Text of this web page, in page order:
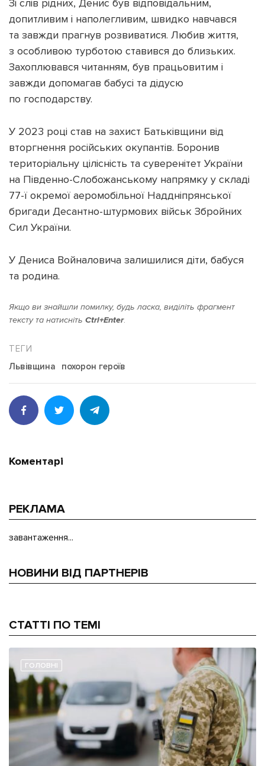
Зі слів рідних, Денис був відповідальним,
допитливим і наполегливим, швидко навчався
та завжди прагнув розвиватися. Любив життя,
з особливою турботою ставився до близьких.
Захоплювався читанням, був працьовитим і
завжди допомагав бабусі та дідусю
по господарству.
У 2023 році став на захист Батьківщини від
вторгнення російських окупантів. Боронив
територіальну цілісність та суверенітет України
на Південно-Слобожанському напрямку у складі
77-ї окремої аеромобільної Наддніпрянської
бригади Десантно-штурмових військ Збройних
Сил України.
У Дениса Войналовича залишилися діти, бабуся
та родина.
Якщо ви знайшли помилку, будь ласка, виділіть фрагмент
тексту та натисніть Ctrl+Enter.
Львівщина похорон героїв
Коментарі
РЕКЛАМА
завантаження...
НОВИНИ ВІД ПАРТНЕРІВ
СТАТТІ ПО ТЕМІ
ГОЛОВНІ